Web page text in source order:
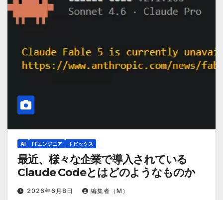
AI ITエンジニア トピックス
最近、様々な企業で導入されている
Claude Codeとはどのようなものか
2026年6月8日 編集者（M）